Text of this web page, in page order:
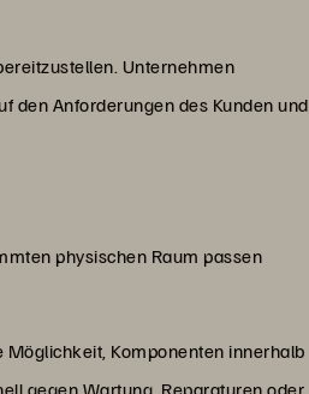
Unternehmen
den Anforderungen des Kunden und
physischen Raum passen
Komponenten innerhalb